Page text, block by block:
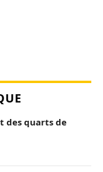
des quarts de